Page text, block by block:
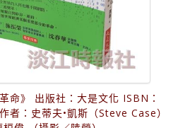
命》 出版社：大是文化 ISBN：
：史蒂夫•凱斯（Steve Case）